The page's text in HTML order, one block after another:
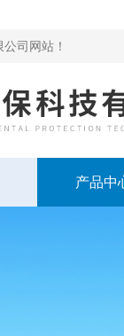
司网站！
产品中